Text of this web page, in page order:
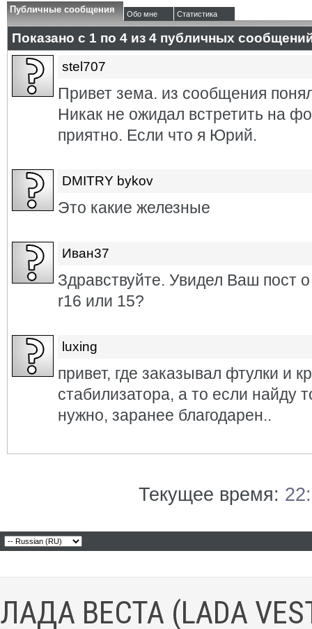
Публичные сообщения Обо мне Статистика
Показано с 1 по 4 из 4 публичных
stel707
Привет зема. из сообщения
Никак не ожидал встретить на
приятно. Если что я Юрий.
DMITRY bykov
Это какие железные
Иван37
Здравствуйте. Увидел Ваш пост
r16 или 15?
luxing
привет, где заказывал фтулки и
стабилизатора, а то если найду
нужно, заранее благодарен..
Текущее время:
ЛАДА ВЕСТА (LADA